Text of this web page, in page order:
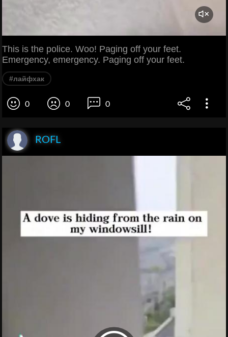
This is the police. Woo! Paging off your feet.
Emergency, emergency. Paging off your feet.
#лайфхак
0 0 0
ROFL